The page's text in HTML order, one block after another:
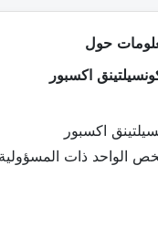
حول
اكسبور
اكسبور
الواحد ذات